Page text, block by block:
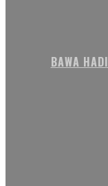
BAWA